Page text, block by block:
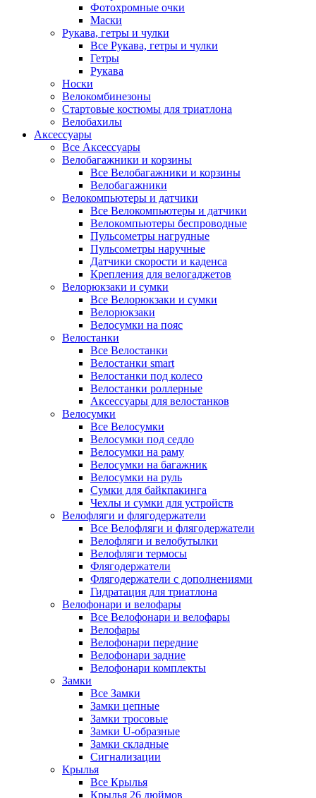
Фотохромные очки
Маски
Рукава, гетры и чулки
Все Рукава, гетры и чулки
Гетры
Рукава
Носки
Велокомбинезоны
Стартовые костюмы для триатлона
Велобахилы
Аксессуары
Все Аксессуары
Велобагажники и корзины
Все Велобагажники и корзины
Велобагажники
Велокомпьютеры и датчики
Все Велокомпьютеры и датчики
Велокомпьютеры беспроводные
Пульсометры нагрудные
Пульсометры наручные
Датчики скорости и каденса
Крепления для велогаджетов
Велорюкзаки и сумки
Все Велорюкзаки и сумки
Велорюкзаки
Велосумки на пояс
Велостанки
Все Велостанки
Велостанки smart
Велостанки под колесо
Велостанки роллерные
Аксессуары для велостанков
Велосумки
Все Велосумки
Велосумки под седло
Велосумки на раму
Велосумки на багажник
Велосумки на руль
Сумки для байкпакинга
Чехлы и сумки для устройств
Велофляги и флягодержатели
Все Велофляги и флягодержатели
Велофляги и велобутылки
Велофляги термосы
Флягодержатели
Флягодержатели с дополнениями
Гидратация для триатлона
Велофонари и велофары
Все Велофонари и велофары
Велофары
Велофонари передние
Велофонари задние
Велофонари комплекты
Замки
Все Замки
Замки цепные
Замки тросовые
Замки U-образные
Замки складные
Сигнализации
Крылья
Все Крылья
Крылья 26 дюймов